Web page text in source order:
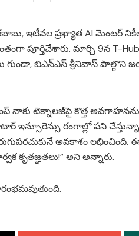
ఇటీవల ప్రఖ్యాత AI మెంటర్
పూర్తిచేశారు. మార్చి 9న T-
గుండా, బిఎన్‌ఎస్ శ్రీనివాస్ పాల్గొని
నాకు టెక్నాలజీపై కొత్త అవగాహనను
ఇన్సూరెన్సు రంగాల్లో పని
అవకాశం
కృతజ్ఞతలు!” అని అన్నారు.